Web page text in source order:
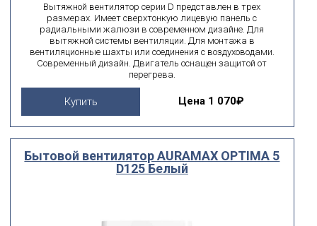
Вытяжной вентилятор серии D представлен в трех
размерах. Имеет сверхтонкую лицевую панель с
радиальными жалюзи в современном дизайне. Для
вытяжной системы вентиляции. Для монтажа в
вентиляционные шахты или соединения с воздуховодами.
Современный дизайн. Двигатель оснащен защитой от
перегрева.
Купить Цена 1 070₽
Бытовой вентилятор AURAMAX OPTIMA 5
D125 Белый